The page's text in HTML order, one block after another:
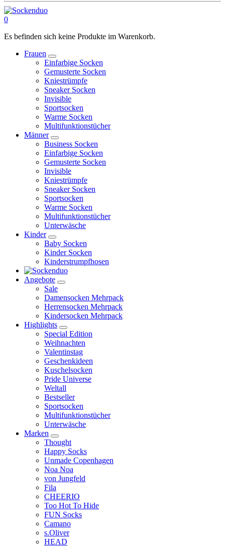
0
Es befinden sich keine Produkte im Warenkorb.
Frauen
Einfarbige Socken
Gemusterte Socken
Kniestrümpfe
Sneaker Socken
Invisible
Sportsocken
Warme Socken
Multifunktionstücher
Männer
Business Socken
Einfarbige Socken
Gemusterte Socken
Invisible
Kniestrümpfe
Sneaker Socken
Sportsocken
Warme Socken
Multifunktionstücher
Unterwäsche
Kinder
Baby Socken
Kinder Socken
Kinderstrumpfhosen
Angebote
Sale
Damensocken Mehrpack
Herrensocken Mehrpack
Kindersocken Mehrpack
Highlights
Special Edition
Weihnachten
Valentinstag
Geschenkideen
Kuschelsocken
Pride Universe
Weltall
Bestseller
Sportsocken
Multifunktionstücher
Unterwäsche
Marken
Thought
Happy Socks
Unmade Copenhagen
Noa Noa
von Jungfeld
Fila
CHEERIO
Too Hot To Hide
FUN Socks
Camano
s.Oliver
HEAD